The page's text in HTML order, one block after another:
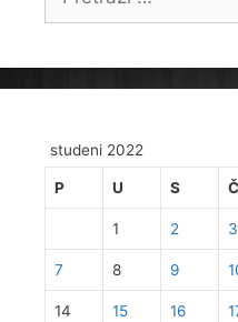
studeni 2022
P U S Č
1 2 3
7 8 9
14 15 16